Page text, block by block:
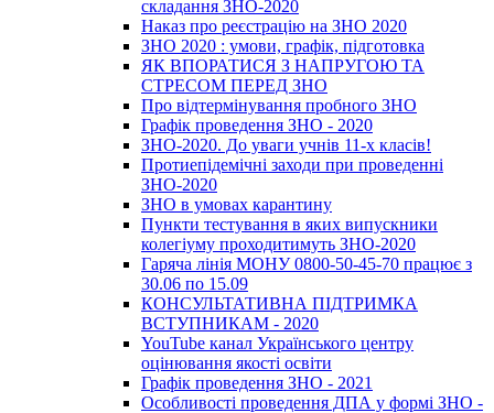
складання ЗНО-2020
Наказ про реєстрацію на ЗНО 2020
ЗНО 2020 : умови, графік, підготовка
ЯК ВПОРАТИСЯ З НАПРУГОЮ ТА
СТРЕСОМ ПЕРЕД ЗНО
Про відтермінування пробного ЗНО
Графік проведення ЗНО - 2020
ЗНО-2020. До уваги учнів 11-х класів!
Протиепідемічні заходи при проведенні
ЗНО-2020
ЗНО в умовах карантину
Пункти тестування в яких випускники
колегіуму проходитимуть ЗНО-2020
Гаряча лінія МОНУ 0800-50-45-70 працює з
30.06 по 15.09
КОНСУЛЬТАТИВНА ПІДТРИМКА
ВСТУПНИКАМ - 2020
YouTube канал Українського центру
оцінювання якості освіти
Графік проведення ЗНО - 2021
Особливості проведення ДПА у формі ЗНО -